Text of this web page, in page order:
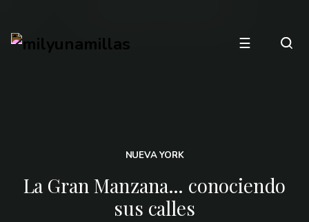
☰
NUEVA YORK
La Gran Manzana… conociendo
sus calles